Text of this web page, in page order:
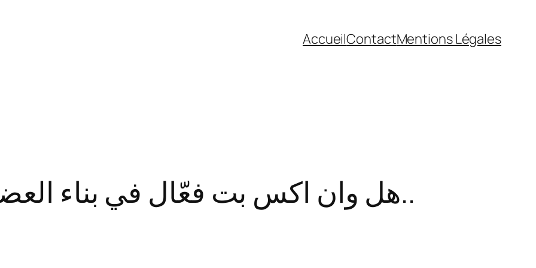
AccueilContactMentions Légales
هل وان اكس بت فعّال في بناء العضلات؟ اكتشف الإجابة..